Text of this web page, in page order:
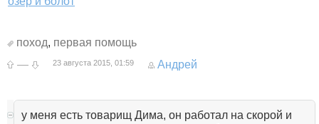
поход, первая помощь
—
23 августа 2015, 01:59 Андрей
у меня есть товарищ Дима, он работал на скорой и